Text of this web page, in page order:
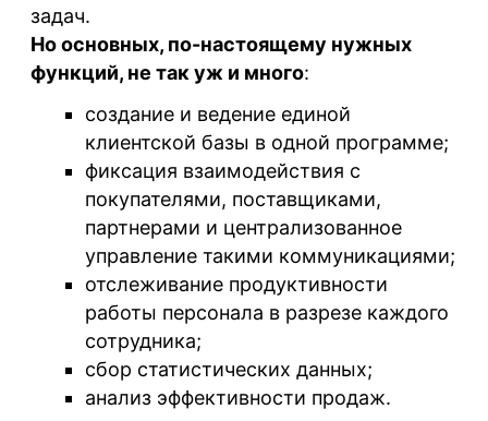
задач.
Но основных, по-настоящему нужных
функций, не так уж и много:
создание и ведение единой
клиентской базы в одной программе;
фиксация взаимодействия с
покупателями, поставщиками,
партнерами и централизованное
управление такими коммуникациями;
отслеживание продуктивности
работы персонала в разрезе каждого
сотрудника;
сбор статистических данных;
анализ эффективности продаж.